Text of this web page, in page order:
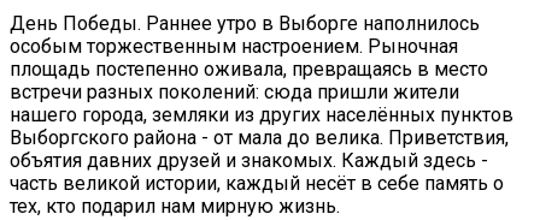
День Победы. Раннее утро в Выборге наполнилось
особым торжественным настроением. Рыночная
площадь постепенно оживала, превращаясь в место
встречи разных поколений: сюда пришли жители
нашего города, земляки из других населённых пунктов
Выборгского района - от мала до велика. Приветствия,
объятия давних друзей и знакомых. Каждый здесь -
часть великой истории, каждый несёт в себе память о
тех, кто подарил нам мирную жизнь.